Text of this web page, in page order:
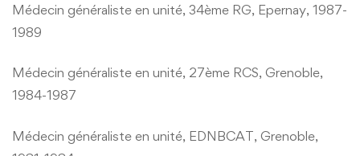
Médecin généraliste en unité, 34ème RG, Epernay, 1987-
1989
Médecin généraliste en unité, 27ème RCS, Grenoble,
1984-1987
Médecin généraliste en unité, EDNBCAT, Grenoble,